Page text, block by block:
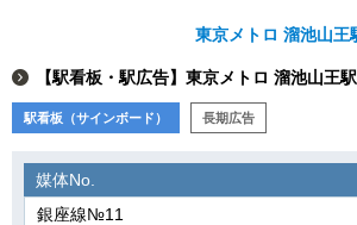
東京メトロ 溜池山王
【駅看板・駅広告】東京メトロ 溜池山王
駅看板（サインボード） 長期広告
媒体No.
銀座線№11